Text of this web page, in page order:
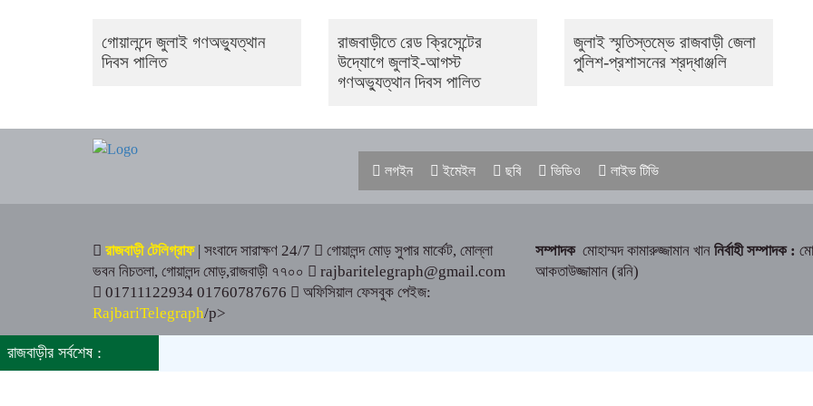
গোয়ালন্দে জুলাই গণঅভ্যুত্থান
দিবস পালিত
রাজবাড়ীতে রেড ক্রিসেন্টের
উদ্যোগে জুলাই-আগস্ট
গণঅভ্যুত্থান দিবস পালিত
জুলাই স্মৃতিস্তম্ভে রাজবাড়ী জেলা
পুলিশ-প্রশাসনের শ্রদ্ধাঞ্জলি
লগইন ইমেইল ছবি ভিডিও লাইভ টিভি
রাজবাড়ী টেলিগ্রাফ | সংবাদে সারাক্ষণ 24/7
গোয়ালন্দ মোড় সুপার মার্কেট, মোল্লা
ভবন নিচতলা, গোয়ালন্দ মোড়,রাজবাড়ী ৭৭০০
rajbaritelegraph@gmail.com
01711122934 01760787676
অফিসিয়াল ফেসবুক পেইজ:
RajbariTelegraph/p>
সম্পাদক মোহাম্মদ কামারুজ্জামান খান নির্বাহী সম্পাদক :
আকতাউজ্জামান (রনি)
রাজবাড়ীর সর্বশেষ :